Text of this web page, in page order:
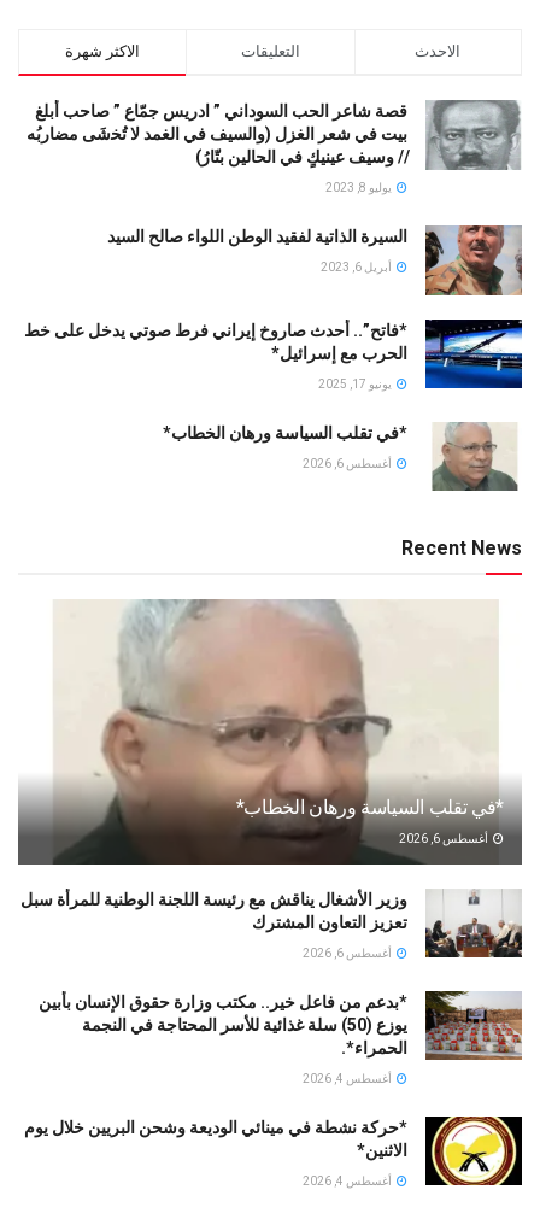
الاكثر شهرة التعليقات الاحدث
قصة شاعر الحب السوداني ” ادريس جمّاع ” صاحب أبلغ
بيت في شعر الغزل (وﺍﻟﺴﻴﻒ ﻓﻲ الغمد ﻻ ﺗُﺨشَى مضاربُه
// ﻭﺳﻴﻒ ﻋﻴﻨﻴﻚٍ ﻓﻲ ﺍﻟﺤﺎﻟﻴﻦ ﺑﺘّﺎﺭُ)
يوليو 8, 2023
السيرة الذاتية لفقيد الوطن اللواء صالح السيد
أبريل 6, 2023
*فاتح”.. أحدث صاروخ إيراني فرط صوتي يدخل على خط
الحرب مع إسرائيل*
يونيو 17, 2025
*في تقلب السياسة ورهان الخطاب*
أغسطس 6, 2026
Recent News
*في تقلب السياسة ورهان الخطاب*
أغسطس 6, 2026
وزير الأشغال يناقش مع رئيسة اللجنة الوطنية للمرأة سبل
تعزيز التعاون المشترك
أغسطس 6, 2026
*بدعم من فاعل خير.. مكتب وزارة حقوق الإنسان بأبين
يوزع (50) سلة غذائية للأسر المحتاجة في النجمة
الحمراء*.
أغسطس 4, 2026
*حركة نشطة في مينائي الوديعة وشحن البريين خلال يوم
الاثنين*
أغسطس 4, 2026